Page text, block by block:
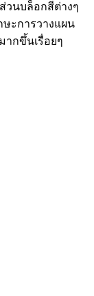
วนบล็อกสีต่างๆ
ะการวางแผน
ากขึ้นเรื่อยๆ